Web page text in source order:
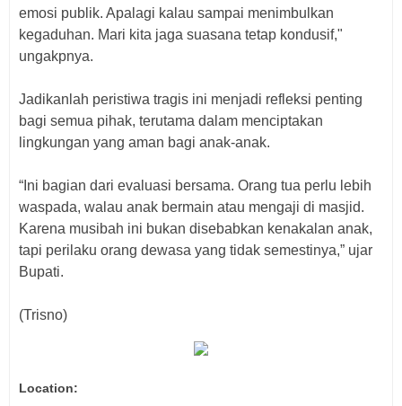
emosi publik. Apalagi kalau sampai menimbulkan
kegaduhan. Mari kita jaga suasana tetap kondusif,"
ungakpnya.
Jadikanlah peristiwa tragis ini menjadi refleksi penting
bagi semua pihak, terutama dalam menciptakan
lingkungan yang aman bagi anak-anak.
“Ini bagian dari evaluasi bersama. Orang tua perlu lebih
waspada, walau anak bermain atau mengaji di masjid.
Karena musibah ini bukan disebabkan kenakalan anak,
tapi perilaku orang dewasa yang tidak semestinya,” ujar
Bupati.
(Trisno)
Location: